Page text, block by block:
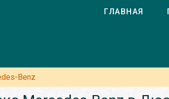
ГЛАВНАЯ
Benz